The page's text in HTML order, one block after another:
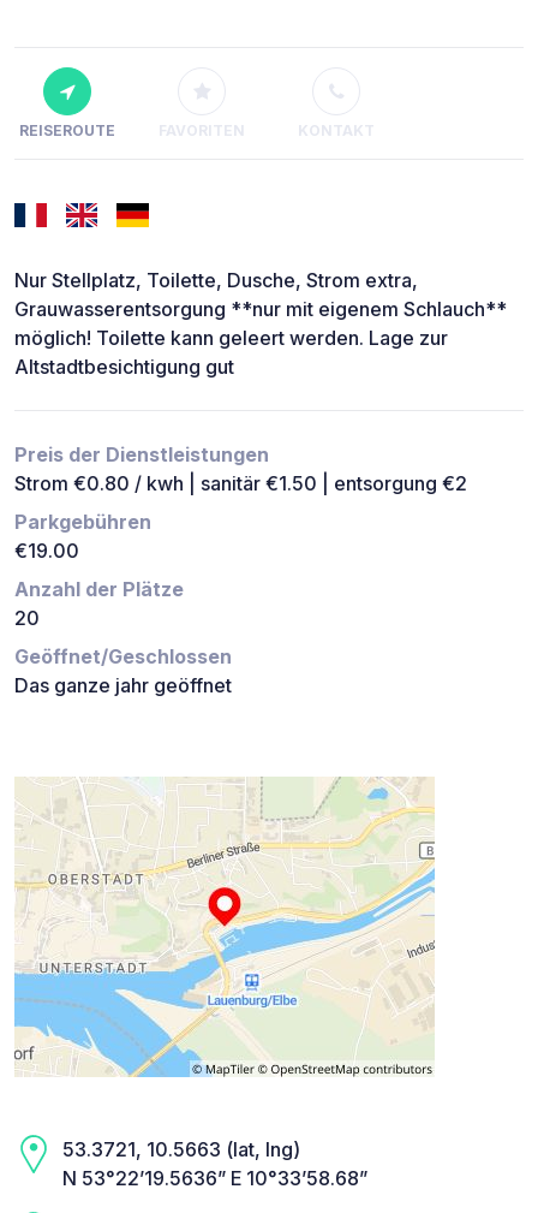
REISEROUTE FAVORITEN KONTAKT
Nur Stellplatz, Toilette, Dusche, Strom extra,
Grauwasserentsorgung **nur mit eigenem Schlauch**
möglich! Toilette kann geleert werden. Lage zur
Altstadtbesichtigung gut
Preis der Dienstleistungen
Strom €0.80 / kwh | sanitär €1.50 | entsorgung €2
Parkgebühren
€19.00
Anzahl der Plätze
20
Geöffnet/Geschlossen
Das ganze jahr geöffnet
53.3721, 10.5663 (lat, lng)
N 53°22’19.5636” E 10°33’58.68”